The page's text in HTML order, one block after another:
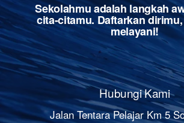
Sekolahmu adalah langkah
cita-citamu. Daftarkan
melayani!
Hubungi Kami
Jalan Tentara Pelajar Km 5